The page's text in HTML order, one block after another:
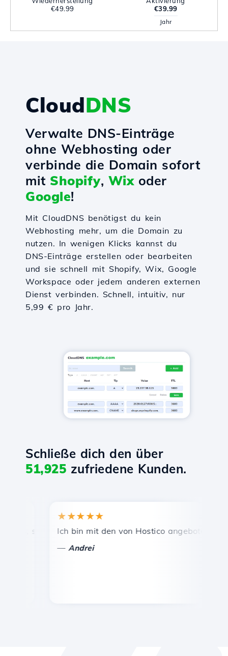
€49.99
€39.99
Jahr
CloudDNS
Verwalte DNS-Einträge
ohne Webhosting oder
verbinde die Domain sofort
mit Shopify, Wixoder
Google!
Mit CloudDNS benötigst du kein
Webhosting mehr, um die Domain zu
nutzen. In wenigen Klicks kannst du
DNS-Einträge erstellen oder bearbeiten
und sie schnell mit Shopify, Wix, Google
Workspace oder jedem anderen externen
Dienst verbinden. Schnell, intuitiv, nur
5,99 € pro Jahr.
Schließe dich den über
51,925 zufriedene Kunden.
schnelle und effiziente technische Unterstützung.
★★★★★
Ich bin mit den von Hostico angebotenen
Andrei